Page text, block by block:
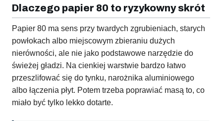
Dlaczego papier 80 to ryzykowny skrót
Papier 80 ma sens przy twardych zgrubieniach, starych
powłokach albo miejscowym zbieraniu dużych
nierówności, ale nie jako podstawowe narzędzie do
świeżej gładzi. Na cienkiej warstwie bardzo łatwo
przeszlifować się do tynku, narożnika aluminiowego
albo łączenia płyt. Potem trzeba poprawiać masą to, co
miało być tylko lekko dotarte.